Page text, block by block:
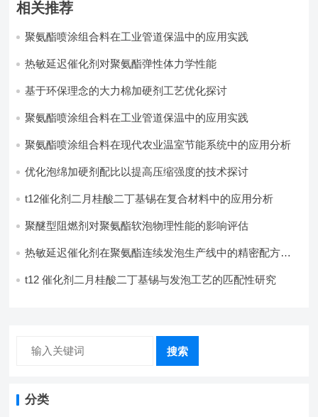
相关推荐
聚氨酯喷涂组合料在工业管道保温中的应用实践
热敏延迟催化剂对聚氨酯弹性体力学性能
基于环保理念的大力棉加硬剂工艺优化探讨
聚氨酯喷涂组合料在工业管道保温中的应用实践
聚氨酯喷涂组合料在现代农业温室节能系统中的应用分析​
优化泡绵加硬剂配比以提高压缩强度的技术探讨
t12催化剂二月桂酸二丁基锡在复合材料中的应用分析
聚醚型阻燃剂对聚氨酯软泡物理性能的影响评估​
热敏延迟催化剂在聚氨酯连续发泡生产线中的精密配方设
t12 催化剂二月桂酸二丁基锡与发泡工艺的匹配性研究
搜索
分类